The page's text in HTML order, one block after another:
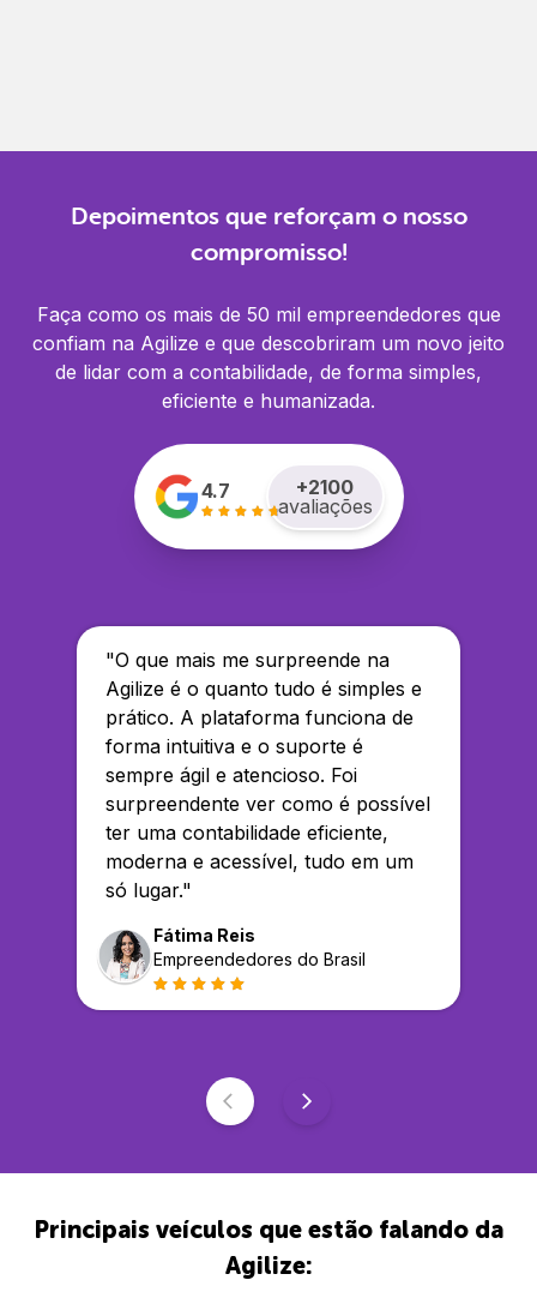
Depoimentos que reforçam o nosso
compromisso!
Faça como os mais de 50 mil empreendedores que
confiam na Agilize e que descobriram um novo jeito
de lidar com a contabilidade, de forma simples,
eficiente e humanizada.
4.7 +2100
avaliações
"O que mais me surpreende na
Agilize é o quanto tudo é simples e
prático. A plataforma funciona de
forma intuitiva e o suporte é
sempre ágil e atencioso. Foi
surpreendente ver como é possível
ter uma contabilidade eficiente,
moderna e acessível, tudo em um
só lugar."
Fátima Reis
Empreendedores do Brasil
Principais veículos que estão falando da
Agilize: